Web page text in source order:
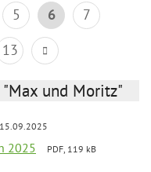
5 6
7
13
und Moritz"
15.09.2025
2025
PDF, 119 kB